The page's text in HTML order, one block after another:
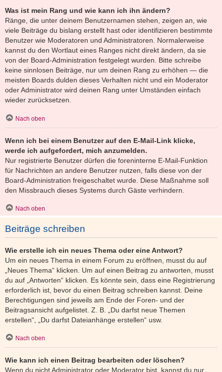
Was ist mein Rang und wie kann ich ihn ändern?
Ränge, die unter deinem Benutzernamen stehen, zeigen an, wie
viele Beiträge du bislang erstellt hast oder identifizieren bestimmte
Benutzer wie Moderatoren und Administratoren. Normalerweise
kannst du den Wortlaut eines Ranges nicht direkt ändern, da sie
von der Board-Administration festgelegt wurden. Bitte schreibe
keine sinnlosen Beiträge, nur um deinen Rang zu erhöhen — die
meisten Boards dulden dieses Verhalten nicht und ein Moderator
oder Administrator wird deinen Rang unter Umständen einfach
wieder zurücksetzen.
Nach oben
Wenn ich bei einem Benutzer auf den E-Mail-Link klicke,
werde ich aufgefordert, mich anzumelden.
Nur registrierte Benutzer dürfen die foreninterne E-Mail-Funktion
für Nachrichten an andere Benutzer nutzen, falls diese von der
Board-Administration freigeschaltet wurde. Diese Maßnahme soll
den Missbrauch dieses Systems durch Gäste verhindern.
Nach oben
Beiträge schreiben
Wie erstelle ich ein neues Thema oder eine Antwort?
Um ein neues Thema in einem Forum zu eröffnen, musst du auf
„Neues Thema“ klicken. Um auf einen Beitrag zu antworten, musst
du auf „Antworten“ klicken. Es könnte sein, dass eine Registrierung
erforderlich ist, bevor du einen Beitrag schreiben kannst. Deine
Berechtigungen sind jeweils am Ende der Foren- und der
Beitragsansicht aufgelistet. Z. B. „Du darfst neue Themen
erstellen“, „Du darfst Dateianhänge erstellen“ usw.
Nach oben
Wie kann ich einen Beitrag bearbeiten oder löschen?
Wenn du nicht Administrator oder Moderator bist, kannst du nur